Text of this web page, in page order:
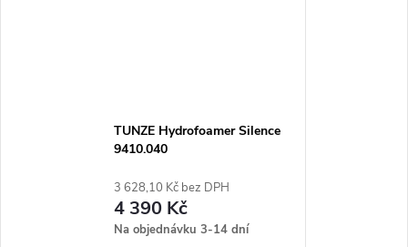
TUNZE Hydrofoamer Silence
9410.040
3 628,10 Kč bez DPH
4 390 Kč
Na objednávku 3-14 dní